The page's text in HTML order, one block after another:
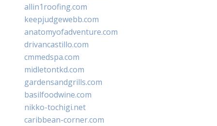
allin1roofing.com
keepjudgewebb.com
anatomyofadventure.com
drivancastillo.com
cmmedspa.com
midletontkd.com
gardensandgrills.com
basilfoodwine.com
nikko-tochigi.net
caribbean-corner.com